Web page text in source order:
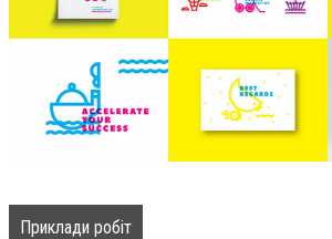
Приклади робіт